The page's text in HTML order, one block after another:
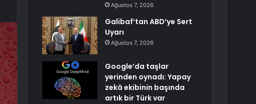
Ağustos 7, 2026
Galibaf’tan ABD’ye Sert
Uyarı
Ağustos 7, 2026
Google’da taşlar
yerinden oynadı: Yapay
zekâ ekibinin başında
artık bir Türk var